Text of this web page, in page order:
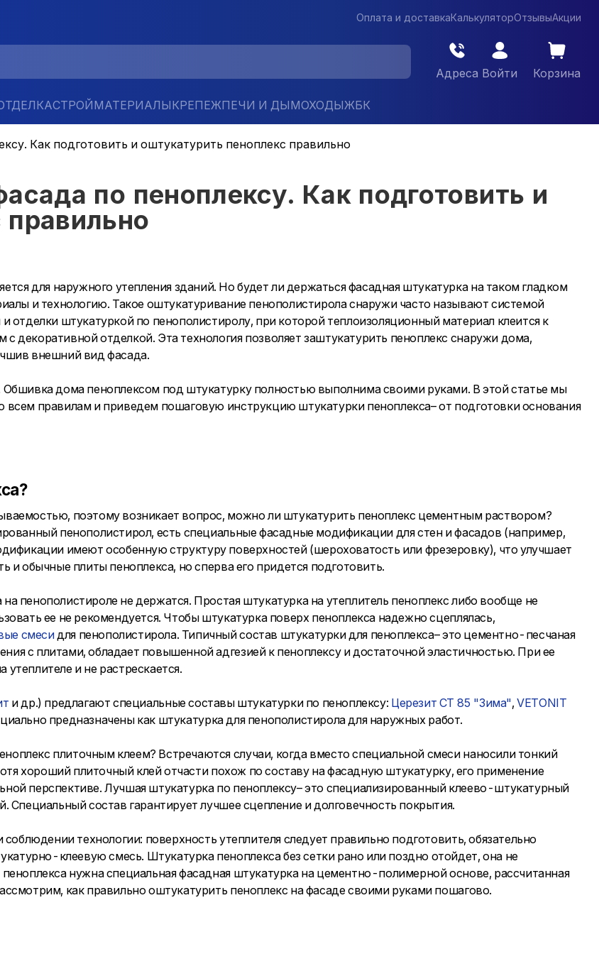
Оплата и доставкаКалькуляторОтзывыАкции
Адреса Войти Корзина
СТРОЙМАТЕРИАЛЫКРЕПЕЖПЕЧИ И ДЫМОХОДЫЖБК
Как подготовить и оштукатурить пеноплекс правильно
по пеноплексу. Как подготовить и
для наружного утепления зданий. Но будет ли держаться фасадная штукатурка на таком гладком
и технологию. Такое оштукатуривание пенополистирола снаружи часто называют системой
отделки штукатуркой по пенополистиролу, при которой теплоизоляционный материал клеится к
декоративной отделкой. Эта технология позволяет заштукатурить пеноплекс снаружи дома,
внешний вид фасада.
дома пеноплексом под штукатурку полностью выполнима своими руками. В этой статье мы
правилам и приведем пошаговую инструкцию штукатурки пеноплекса– от подготовки основания
поэтому возникает вопрос, можно ли штукатурить пеноплекс цементным раствором?
пенополистирол, есть специальные фасадные модификации для стен и фасадов (например,
имеют особенную структуру поверхностей (шероховатость или фрезеровку), что улучшает
обычные плиты пеноплекса, но сперва его придется подготовить.
пенополистироле не держатся. Простая штукатурка на утеплитель пеноплекс либо вообще не
ее не рекомендуется. Чтобы штукатурка поверх пеноплекса надежно сцеплялась,
смесидля пенополистирола. Типичный состав штукатурки для пеноплекса– это цементно-песчаная
с плитами, обладает повышенной адгезией к пеноплексу и достаточной эластичностью. При ее
и не растрескается.
и др.) предлагают специальные составы штукатурки по пеноплексу: Церезит CT 85 "Зима",VETONIT
предназначены как штукатурка для пенополистирола для наружных работ.
плиточным клеем? Встречаются случаи, когда вместо специальной смеси наносили тонкий
хороший плиточный клей отчасти похож по составу на фасадную штукатурку, его применение
перспективе. Лучшая штукатурка по пеноплексу– это специализированный клеево-штукатурный
состав гарантирует лучшее сцепление и долговечность покрытия.
технологии: поверхность утеплителя следует правильно подготовить, обязательно
клеевую смесь. Штукатурка пеноплекса без сетки рано или поздно отойдет, она не
нужна специальная фасадная штукатурка на цементно-полимерной основе, рассчитанная
как правильно оштукатурить пеноплекс на фасаде своими руками пошагово.